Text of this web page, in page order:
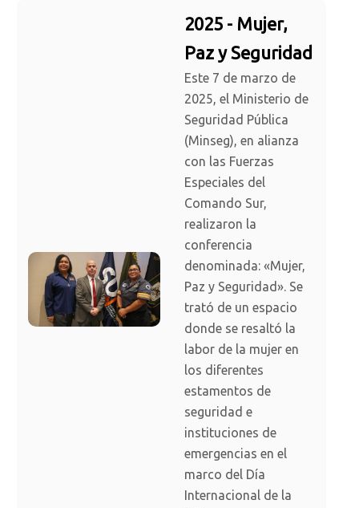
2025 - Mujer,
Paz y Seguridad
Este 7 de marzo de
2025, el Ministerio de
Seguridad Pública
(Minseg), en alianza
con las Fuerzas
Especiales del
Comando Sur,
realizaron la
conferencia
denominada: «Mujer,
Paz y Seguridad». Se
trató de un espacio
donde se resaltó la
labor de la mujer en
los diferentes
estamentos de
seguridad e
instituciones de
emergencias en el
marco del Día
Internacional de la